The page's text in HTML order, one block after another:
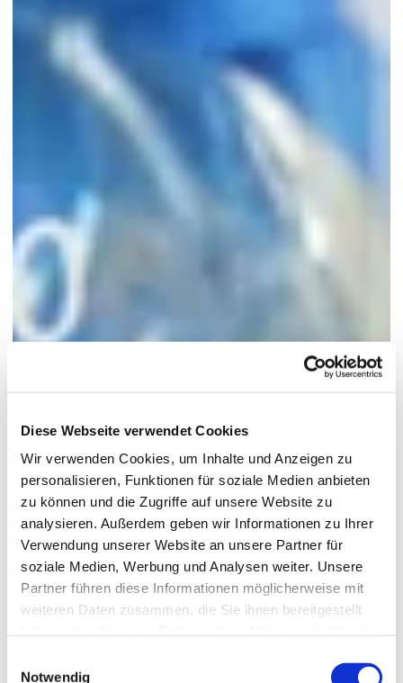
Diese Webseite verwendet Cookies
Wir verwenden Cookies, um Inhalte und Anzeigen zu
personalisieren, Funktionen für soziale Medien anbieten
zu können und die Zugriffe auf unsere Website zu
analysieren. Außerdem geben wir Informationen zu Ihrer
Verwendung unserer Website an unsere Partner für
soziale Medien, Werbung und Analysen weiter. Unsere
Partner führen diese Informationen möglicherweise mit
weiteren Daten zusammen, die Sie ihnen bereitgestellt
Notwendig